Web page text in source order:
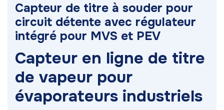
Capteur de titre à souder pour
circuit détente avec régulateur
intégré pour MVS et PEV
Capteur en ligne de titre
de vapeur pour
évaporateurs industriels